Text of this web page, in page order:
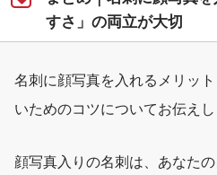
すさ」の両立が大切
名刺に顔写真を入れるメリッ
いためのコツについてお伝えし
顔写真入りの名刺は、あなた